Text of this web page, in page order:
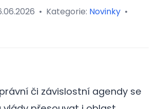
• Kategorie: Novinky •
či závislostní agendy se